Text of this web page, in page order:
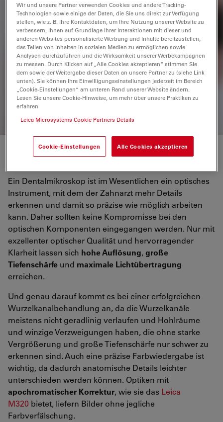
Verwandte Produkte
M320 D
Genießen Sie eine bessere Visualisierung bei
chirurgischen Eingriffen und Untersuchungen,
profitieren Sie von einem gesteigerten körperlichen
Wohlbefinden und zeigen Sie Ihren Fachkollegen und
Ihren Patienten Ihre Expertise in atemberaubenden 4K-
Bildern.
Optische Qualität
Ein Dentalmikroskop ist im Wesentlichen ein optisches
Instrument, mit dem der Zahnarzt mehr Details
erkennen und damit so präzise wie möglich arbeiten
kann. Daher sollten keine Kompromisse bei den
optischen Komponenten eingegangen werden. Nur mit
exzellenter optischer Qualität und hervorragender
Klarheit lassen sich hohe Auflösung,große
Tiefenschärfe und maximale Lichtübertragung
erreichen.
Und genau darauf kommt es bei einer erfolgreichen
Wurzelkanalbehandlung an, da die Wurzelkanäle
meistens nicht geradlinig verlaufen und Hohlräume
und winzige Verzweigungen haben, die ohne starke
Vergrößerung und große Tiefenschärfe nur schwer zu
erkennen sind. Auch eine präzise Farbwiedergabe ist
wichtig, da dadurch anatomische Details leichter
unterschieden werden können. Optiken mit
apochromatischer Korrektur, wie sie das Leica
M320 bietet, liefern Bilder ohne jegliche
Farbverfälschung.
Wir und unsere Partner verwenden Cookies und andere Tracking-
Technologien sowie einige der Daten, die Sie uns direkt zur Verfügung
stellen, wie z. B. Ihre Kontaktdaten, um Ihre Nutzung unserer Website zu
verbessern, Ihnen auf Grundlage Ihrer Interaktionen mit dieser und
anderen Websites personalisierte Werbung und Inhalte bereitzustellen,
das Teilen von Inhalten in sozialen Medien zu ermöglichen sowie
Analysen durchzuführen und die Wirksamkeit unserer Werbekampagnen
zu messen. Durch Klicken auf „Alle Cookies akzeptieren“ stimmen Sie
dem sowie der Weitergabe dieser Daten an unsere Partner zu (siehe Link
unten). Sie können Ihre Einwilligungseinstellungen jederzeit im Bereich
„Cookie-Einstellungen“ am unteren Rand unserer Website ändern.
Lesen Sie unsere Cookie-Hinweise, um mehr über unsere Praktiken zu
erfahren
Leica Microsystems Cookie Partners Details
Cookie-Einstellungen Alle Cookies akzeptieren